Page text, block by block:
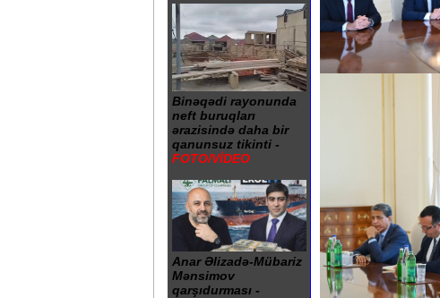
Binəqədi rayonunda
neft buruqları
ərazisində daha bir
qanunsuz tikinti -
FOTO/VİDEO
Anar Əlizadə-Mübariz
Mənsimov
qarşıdurması -